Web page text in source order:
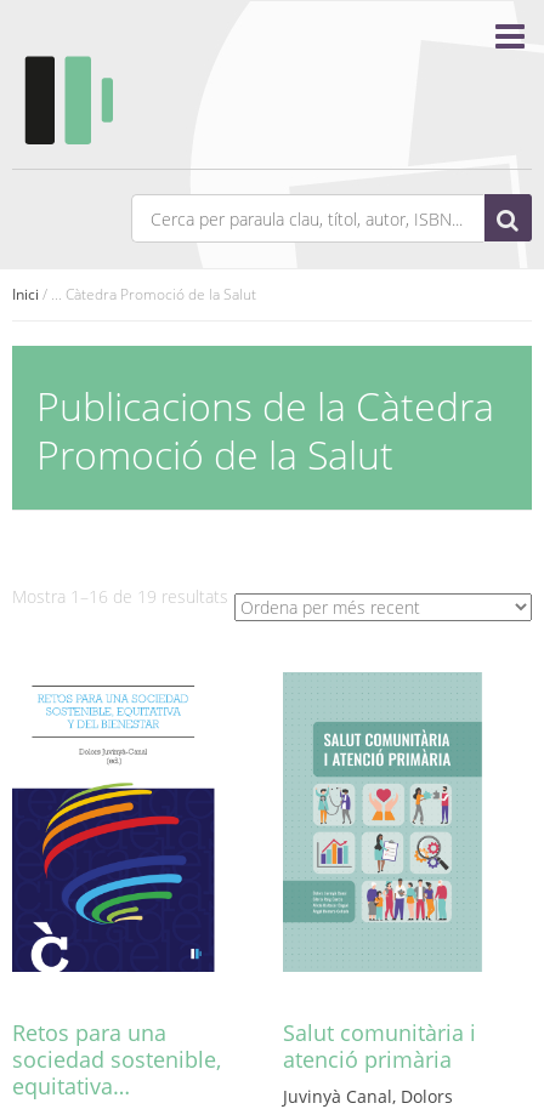
Inici / ... Càtedra Promoció de la Salut
Publicacions de la Càtedra
Promoció de la Salut
Mostra 1–16 de 19 resultats Ordenat
per
Retos para una
sociedad sostenible,
equitativa…
Salut comunitària i
atenció primària
Juvinyà Canal, Dolors